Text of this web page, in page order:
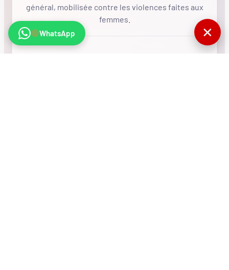
général, mobilisée contre les violences faites aux
femmes.
WhatsApp ✕